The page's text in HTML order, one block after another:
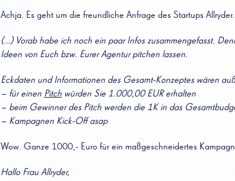
Achja. Es geht um die freundliche Anfrage des Startups Allryder.
(…) Vorab habe ich noch ein paar Infos zusammengefasst.
Ideen von Euch bzw. Eurer Agentur pitchen lassen.
Eckdaten und Informationen des Gesamt-Konzeptes wären
– für einen Pitch würden Sie 1.000,00 EUR erhalten
– beim Gewinner des Pitch werden die 1K in das
– Kampagnen Kick-Off asap
Wow. Ganze 1000,- Euro für ein maßgeschneidertes
Hallo Frau Allryder,